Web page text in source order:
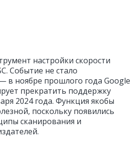
настройки скорости
Событие не стало
в ноябре прошлого года Google
прекратить поддержку
2024 года. Функция якобы
поскольку появились
сканирования и